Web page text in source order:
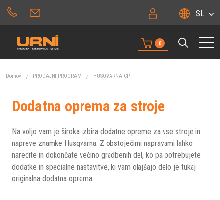
SL
0
Domov PRODAJNI PROGRAM HUSQVARNA CP
Dodatna oprema za stroje
Na voljo vam je široka izbira dodatne opreme za vse stroje in
napreve znamke Husqvarna. Z obstoječimi napravami lahko
naredite in dokončate večino gradbenih del, ko pa potrebujete
dodatke in specialne nastavitve, ki vam olajšajo delo je tukaj
originalna dodatna oprema.